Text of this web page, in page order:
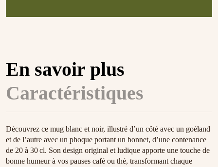
En savoir plus
Caractéristiques
Découvrez ce mug blanc et noir, illustré d’un côté avec un goéland
et de l’autre avec un phoque portant un bonnet, d’une contenance
de 20 à 30 cl. Son design original et ludique apporte une touche de
bonne humeur à vos pauses café ou thé, transformant chaque